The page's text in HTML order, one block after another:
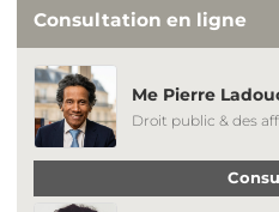
Consultation en ligne
Me Pierre
Droit public & des